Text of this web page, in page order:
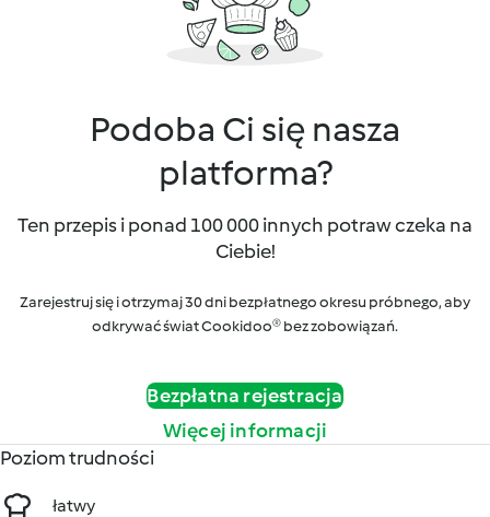
Podoba Ci się nasza
platforma?
Ten przepis i ponad 100 000 innych potraw czeka na
Ciebie!
Zarejestruj się i otrzymaj 30 dni bezpłatnego okresu próbnego, aby
odkrywać świat Cookidoo® bez zobowiązań.
Bezpłatna rejestracja
Więcej informacji
Poziom trudności
łatwy